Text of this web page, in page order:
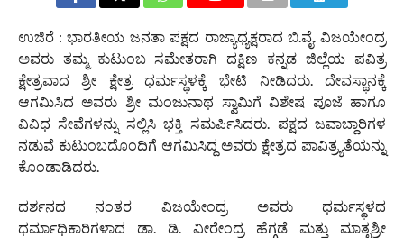
ಉಜಿರೆ : ಭಾರತೀಯ ಜನತಾ ಪಕ್ಷದ ರಾಜ್ಯಾಧ್ಯಕ್ಷರಾದ ಬಿ.ವೈ. ವಿಜಯೇಂದ್ರ
ಅವರು ತಮ್ಮ ಕುಟುಂಬ ಸಮೇತರಾಗಿ ದಕ್ಷಿಣ ಕನ್ನಡ ಜಿಲ್ಲೆಯ ಪವಿತ್ರ
ಕ್ಷೇತ್ರವಾದ ಶ್ರೀ ಕ್ಷೇತ್ರ ಧರ್ಮಸ್ಥಳಕ್ಕೆ ಭೇಟಿ ನೀಡಿದರು. ದೇವಸ್ಥಾನಕ್ಕೆ
ಆಗಮಿಸಿದ ಅವರು ಶ್ರೀ ಮಂಜುನಾಥ ಸ್ವಾಮಿಗೆ ವಿಶೇಷ ಪೂಜೆ ಹಾಗೂ
ವಿವಿಧ ಸೇವೆಗಳನ್ನು ಸಲ್ಲಿಸಿ ಭಕ್ತಿ ಸಮರ್ಪಿಸಿದರು. ಪಕ್ಷದ ಜವಾಬ್ದಾರಿಗಳ
ನಡುವೆ ಕುಟುಂಬದೊಂದಿಗೆ ಆಗಮಿಸಿದ್ದ ಅವರು ಕ್ಷೇತ್ರದ ಪಾವಿತ್ರ್ಯತೆಯನ್ನು
ಕೊಂಡಾಡಿದರು.
ದರ್ಶನದ ನಂತರ ವಿಜಯೇಂದ್ರ ಅವರು ಧರ್ಮಸ್ಥಳದ
ಧರ್ಮಾಧಿಕಾರಿಗಳಾದ ಡಾ. ಡಿ. ವೀರೇಂದ್ರ ಹೆಗ್ಗಡೆ ಮತ್ತು ಮಾತೃಶ್ರೀ